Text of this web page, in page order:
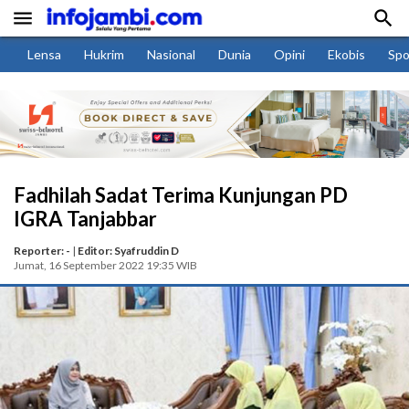
 
Lensa Hukrim Nasional Dunia Opini Ekobis
Fadhilah Sadat Terima Kunjungan PD
IGRA Tanjabbar
Reporter: - | Editor: Syafruddin D
Jumat, 16 September 2022 19:35 WIB